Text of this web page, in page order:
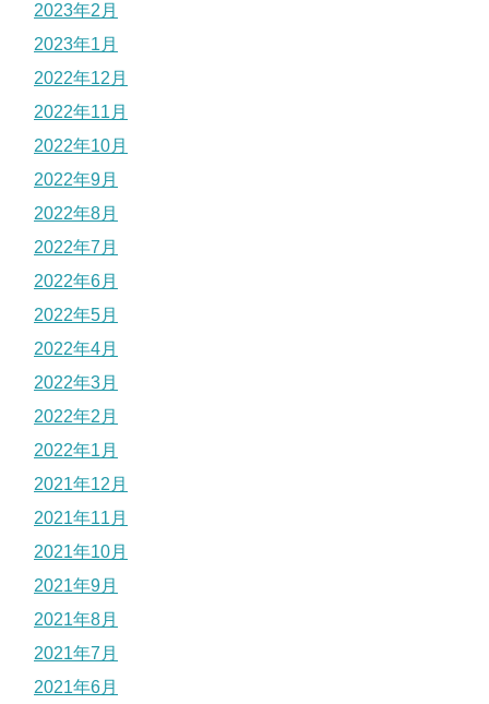
2023年2月
2023年1月
2022年12月
2022年11月
2022年10月
2022年9月
2022年8月
2022年7月
2022年6月
2022年5月
2022年4月
2022年3月
2022年2月
2022年1月
2021年12月
2021年11月
2021年10月
2021年9月
2021年8月
2021年7月
2021年6月